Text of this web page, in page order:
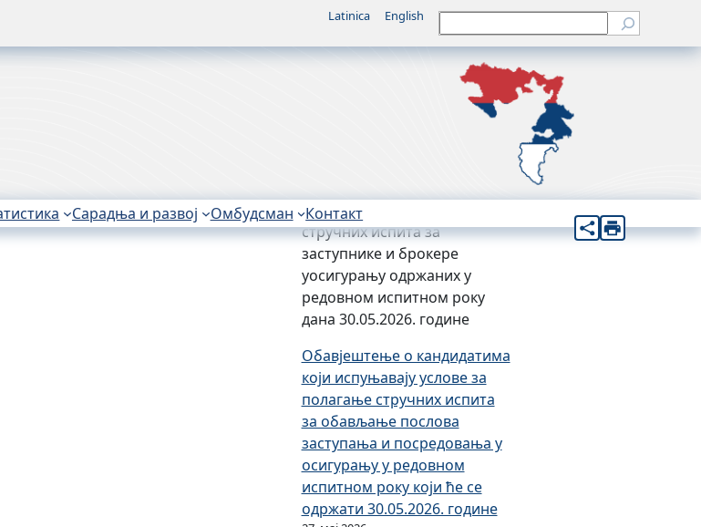
Latinica English Претрага
Сарадња и развој Омбудсман Контакт
носиоца података
Обавјештење о резулатима
Обавјештење о резулатима
стручних испита за
заступнике и брокере
уосигурању одржаних у
редовном испитном року
дана 30.05.2026. године
Обавјештење о кандидатима
који испуњавају услове за
полагање стручних испита
за обављање послова
заступања и посредовања у
осигурању у редовном
испитном року који ће се
одржати 30.05.2026. године